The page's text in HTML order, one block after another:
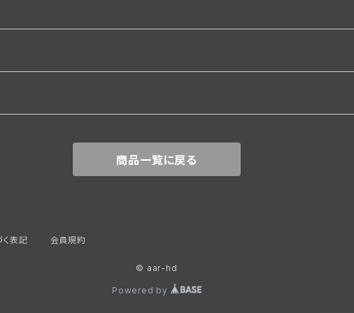
商品一覧に戻る
表記 会員規約
© aar-hd
Powered by